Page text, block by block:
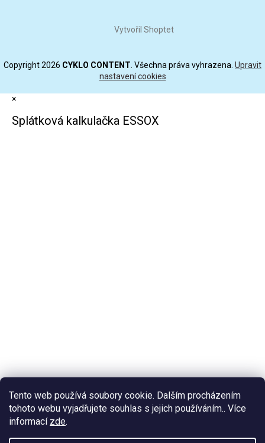
Tento web používá soubory cookie. Dalším procházením
tohoto webu vyjadřujete souhlas s jejich používáním.. Více
informací zde.
Vytvořil Shoptet
Copyright 2026 CYKLO CONTENT . Všechna práva vyhrazena. Upravit
nastavení cookies
×
Splátková kalkulačka ESSOX